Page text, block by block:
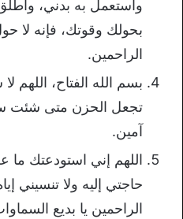
واستعمل به بدني،
بحولك وقوتك، فإنه لا
الراحمين.
بسم الله الفتاح، اللهم
تجعل الحزن متى شئت
آمين.
اللهم إني استودعتك ما
حاجتي إليه ولا تنسيني
الراحمين يا بديع